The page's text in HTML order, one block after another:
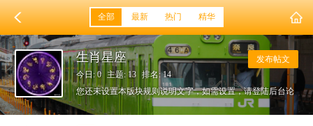
全部 最新 热门 精华
生肖星座
今日: 0 主题: 13 排名: 14
发布帖文
您还未设置本版块规则说明文字，如需设置，请登陆后台论
坛栏目，在该板块设置下方填写本版块规则。